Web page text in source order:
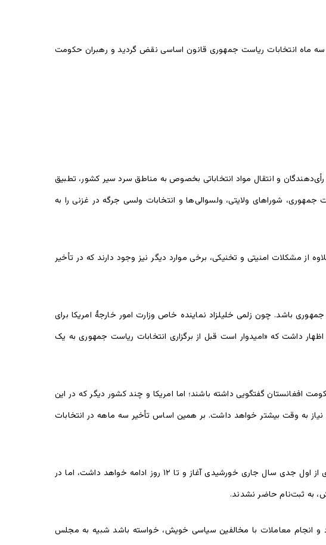
سه ماه انتخابات ریاست جمهوری قانون اساسی نقض گردید و رهبران حکومت
و انتقال مواد انتخاباتی بخصوص به مناطق سرد سیر کشور، تطبیق
شوراهای ولایتی، ولسوالی‌ها و انتخابات ولسی جرگه در غزنی را به
نقش داشته می‌توانند؛ اما علاوه از مشکلات امنیتی و تخنیکی، برخی موارد دیگر نیز وجود دارند که در تأخیر
باشد. چون زلمی خلیلزاد نماینده خاص وزارت امور خارجۀ امریکا برای
داشت که «امیدوار است قبل از برگزاری انتخابات ریاست جمهوری به یک
افغانستان گفتگویی داشته باشند؛ اما امریکا و چند کشور دیگر که در این
به وقت بیشتر خواهد داشت. بر همین اساس تأخیر سه ماهه در انتخابات
بر اساس تقویم نخست انتخابات ریاست جمهوری ۱۳۹۸هـ ش پروسۀ ثبت‌نام کاندیدان ریاست جمهوری از اول جدی سال جاری خورشیدی آغاز و تا ۱۲ روز ادامه خواهد داشت، اما در
و انجام معاملات با مخالفین سیاسی خویش، خواسته باشد شبیه به مجلس